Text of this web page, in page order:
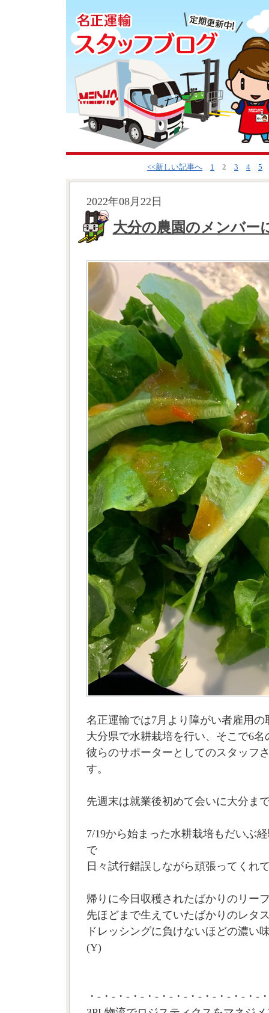
<<新しい記事へ 1 2 3 4 5
2022年08月22日
大分の農園のメンバー
名正運輸では7月より障がい者雇用
大分県で水耕栽培を行い、そこで6
彼らのサポーターとしてのスタッフ
す。
先週末は就業後初めて会いに大分ま
7/19から始まった水耕栽培もだいぶ
で
日々試行錯誤しながら頑張ってくれ
帰りに今日収穫されたばかりのリー
先ほどまで生えていたばかりのレタ
ドレッシングに負けないほどの濃い
(Y)
・-・-・-・-・-・-・-・-・-・-・-・-